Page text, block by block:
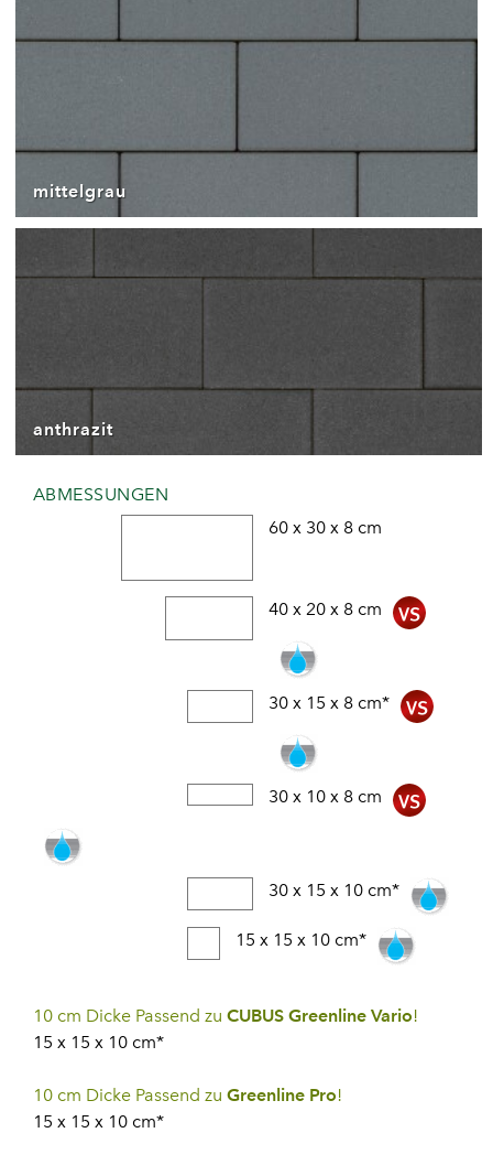
mittelgrau
anthrazit
ABMESSUNGEN
60 x 30 x 8 cm
40 x 20 x 8 cm
30 x 15 x 8 cm*
30 x 10 x 8 cm
30 x 15 x 10 cm*
15 x 15 x 10 cm*
10 cm Dicke Passend zu CUBUS Greenline Vario!
15 x 15 x 10 cm*
10 cm Dicke Passend zu Greenline Pro!
15 x 15 x 10 cm*